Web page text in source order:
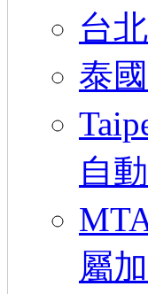
台
泰
自
屬